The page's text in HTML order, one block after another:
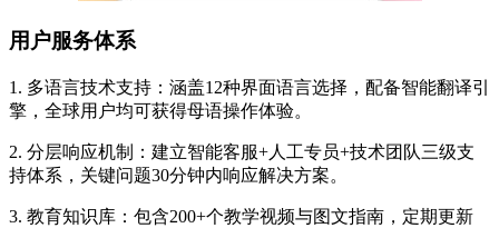
用户服务体系
1. 多语言技术支持：涵盖12种界面语言选择，配备智能翻译引
擎，全球用户均可获得母语操作体验。
2. 分层响应机制：建立智能客服+人工专员+技术团队三级支
持体系，关键问题30分钟内响应解决方案。
3. 教育知识库：包含200+个教学视频与图文指南，定期更新